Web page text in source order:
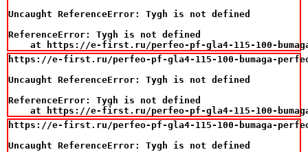
Uncaught ReferenceError: Tygh is not defined
ReferenceError: Tygh is not defined
at https://e-first.ru/perfeo-pf-gla4-115-100-
https://e-first.ru/perfeo-pf-gla4-115-100-bumaga-perfeo-
Uncaught ReferenceError: Tygh is not defined
ReferenceError: Tygh is not defined
at https://e-first.ru/perfeo-pf-gla4-115-100-
https://e-first.ru/perfeo-pf-gla4-115-100-bumaga-perfeo-
Uncaught ReferenceError: Tygh is not defined